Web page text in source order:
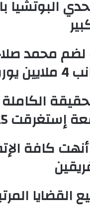
محمد
الكاملة
15 ثانية
كافة
القضايا